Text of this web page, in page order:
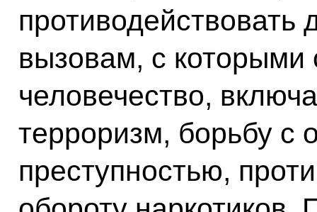
противодействовать
вызовам, с которыми
человечество,
терроризм, борьбу с
преступностью,